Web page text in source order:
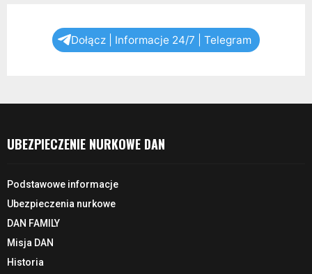
Dołącz | Informacje 24/7 | Telegram
UBEZPIECZENIE NURKOWE DAN
Podstawowe informacje
Ubezpieczenia nurkowe
DAN FAMILY
Misja DAN
Historia